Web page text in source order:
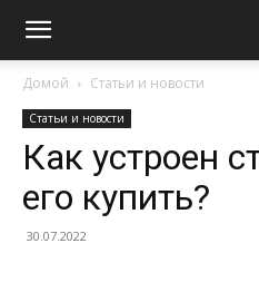
Домой Статьи и новости
Статьи и новости
Как устроен
его купить?
30.07.2022